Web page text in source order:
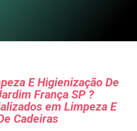
E Higienização De
França SP ?
em Limpeza E
Cadeiras